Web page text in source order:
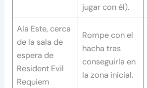
jugar con él).
Ala Este, cerca
de la sala de
espera de
Resident Evil
Requiem
Rompe con el
hacha tras
conseguirla en
la zona inicial.